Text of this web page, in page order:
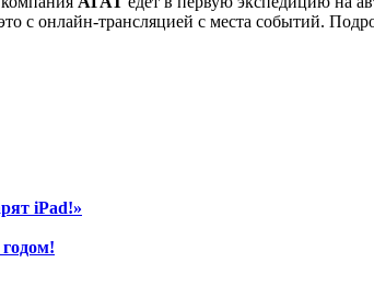
с онлайн-трансляцией с места событий.
iPad!»